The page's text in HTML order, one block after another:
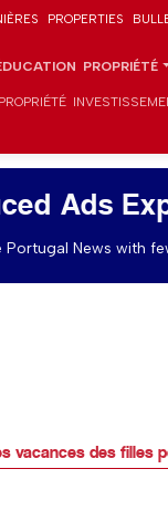
PROPERTIES
PROPRIÉTÉ
PROPRIÉTÉ
Ads
Portugal News with
vacances des filles